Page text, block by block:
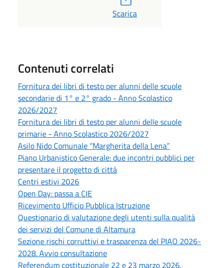
Scarica
Contenuti correlati
Fornitura dei libri di testo per alunni delle scuole
secondarie di 1° e 2° grado - Anno Scolastico
2026/2027
Fornitura dei libri di testo per alunni delle scuole
primarie - Anno Scolastico 2026/2027
Asilo Nido Comunale “Margherita della Lena”
Piano Urbanistico Generale: due incontri pubblici per
presentare il progetto di città
Centri estivi 2026
Open Day: passa a CIE
Ricevimento Ufficio Pubblica Istruzione
Questionario di valutazione degli utenti sulla qualità
dei servizi del Comune di Altamura
Sezione rischi corruttivi e trasparenza del PIAO 2026-
2028. Avvio consultazione
Referendum costituzionale 22 e 23 marzo 2026.